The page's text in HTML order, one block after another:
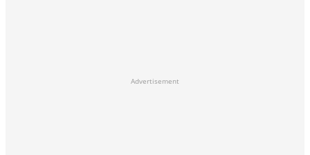
Advertisement